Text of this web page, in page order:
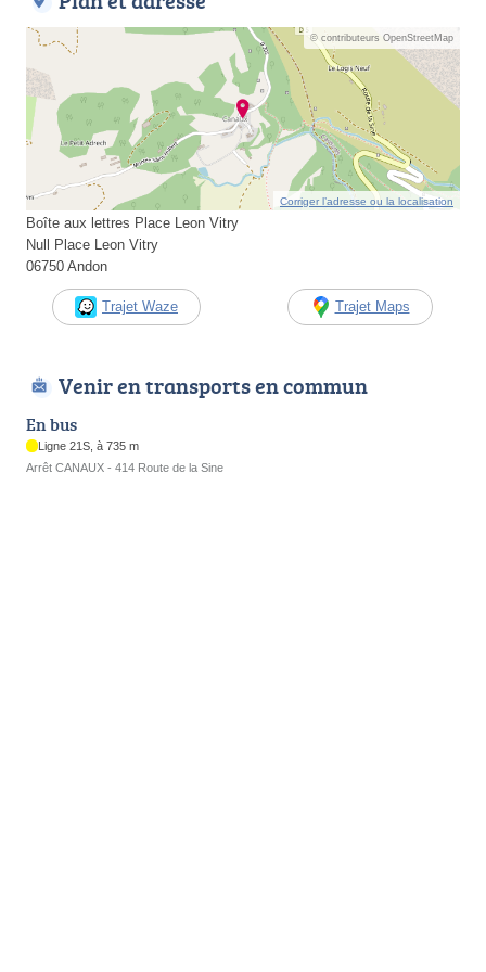
© contributeurs OpenStreetMap
Corriger l’adresse ou la localisation
Boîte aux lettres Place Leon Vitry
Null Place Leon Vitry
06750 Andon
Trajet Waze Trajet Maps
Venir en transports en commun
En bus
Ligne 21S, à 735 m
Arrêt CANAUX - 414 Route de la Sine